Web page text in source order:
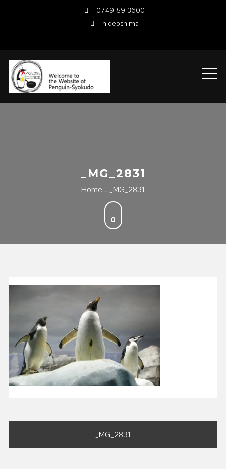
0749-59-3600
hideoshima
_MG_2831
Home _MG_2831
投
稿
_MG_2831